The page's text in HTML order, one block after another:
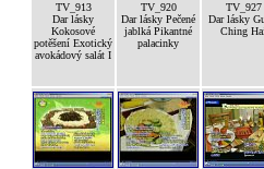
TV_913
Dar lásky
Kokosové
potěšení Exotický
avokádový salát I
TV_920
Dar lásky Pečené
jablká Pikantné
palacinky
TV_927
Dar lásky
Ching